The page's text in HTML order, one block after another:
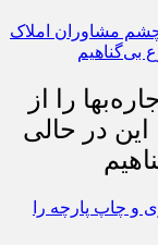
را از
در حالی